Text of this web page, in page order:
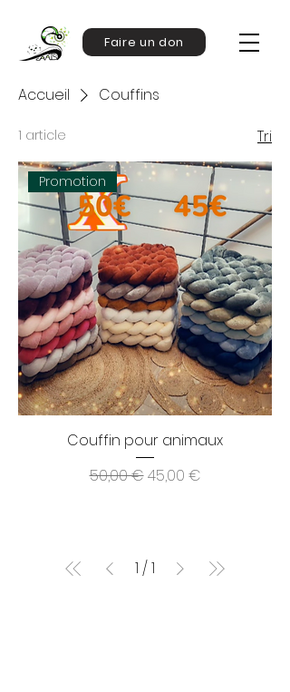
Faire un don
Accueil Couffins
1 article Tri
Promotion
Couffin pour animaux
Prix original
50,00 €Prix promotionnel
45,00 €
1 /1